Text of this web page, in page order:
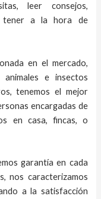
leer consejos,
tener a la hora de
en el mercado,
e insectos
tenemos el mejor
encargadas de
en casa, fincas, o
garantía en cada
nos caracterizamos
a la satisfacción